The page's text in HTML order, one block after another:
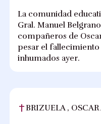
La comunidad
Gral. Manuel
compañeros de
pesar el
inhumados ayer.
BRIZUELA ,